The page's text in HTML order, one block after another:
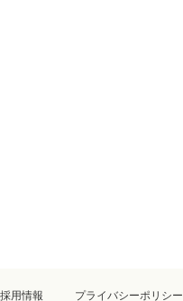
採用情報 プライバシーポリシー